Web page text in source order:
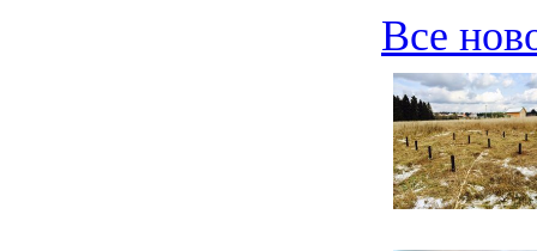
Все